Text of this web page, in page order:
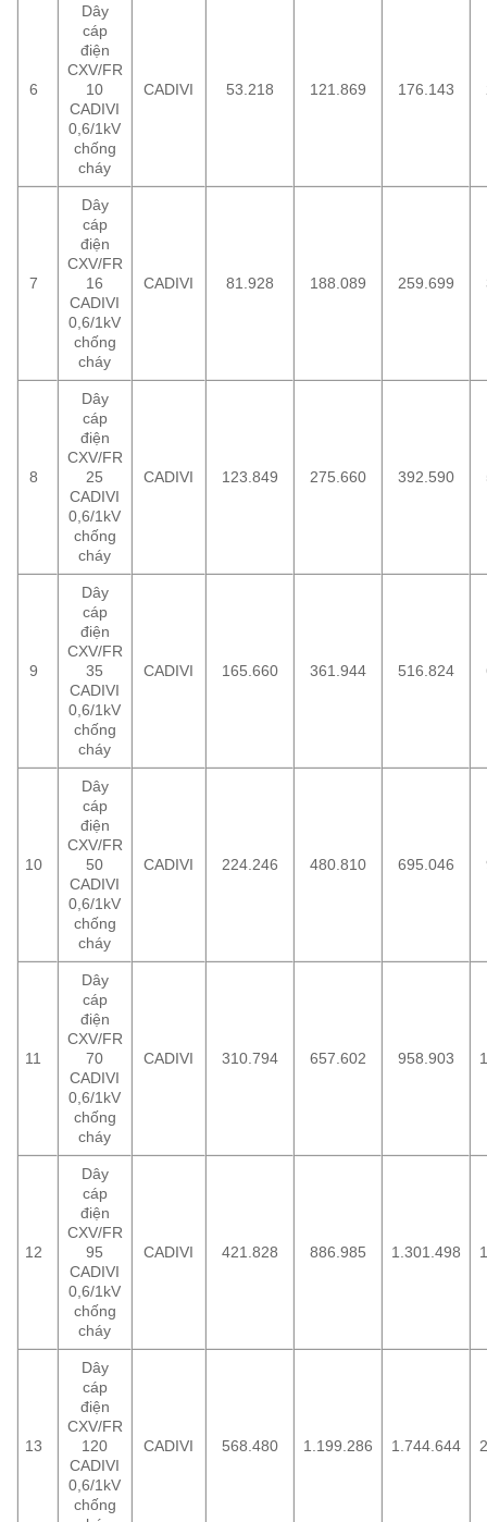
6
Dây
cáp
điện
CXV/FR
10
CADIVI
0,6/1kV
chống
cháy
CADIVI 53.218 121.869 176.143
7
Dây
cáp
điện
CXV/FR
16
CADIVI
0,6/1kV
chống
cháy
CADIVI 81.928 188.089 259.699
8
Dây
cáp
điện
CXV/FR
25
CADIVI
0,6/1kV
chống
cháy
CADIVI 123.849 275.660 392.590
9
Dây
cáp
điện
CXV/FR
35
CADIVI
0,6/1kV
chống
cháy
CADIVI 165.660 361.944 516.824
10
Dây
cáp
điện
CXV/FR
50
CADIVI
0,6/1kV
chống
cháy
CADIVI 224.246 480.810 695.046
11
Dây
cáp
điện
CXV/FR
70
CADIVI
0,6/1kV
chống
cháy
CADIVI 310.794 657.602 958.903
12
Dây
cáp
điện
CXV/FR
95
CADIVI
0,6/1kV
chống
cháy
CADIVI 421.828 886.985 1.301.498
13
Dây
cáp
điện
CXV/FR
120
CADIVI
0,6/1kV
chống
CADIVI 568.480 1.199.286 1.744.644